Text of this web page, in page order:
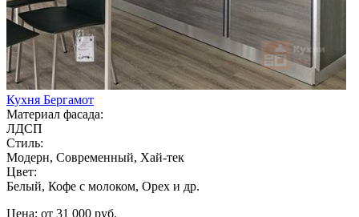
Кухня Бергамот
Материал фасада:
ЛДСП
Стиль:
Модерн, Современный, Хай-тек
Цвет:
Белый, Кофе с молоком, Орех и др.
Цена: от 31 000 руб.